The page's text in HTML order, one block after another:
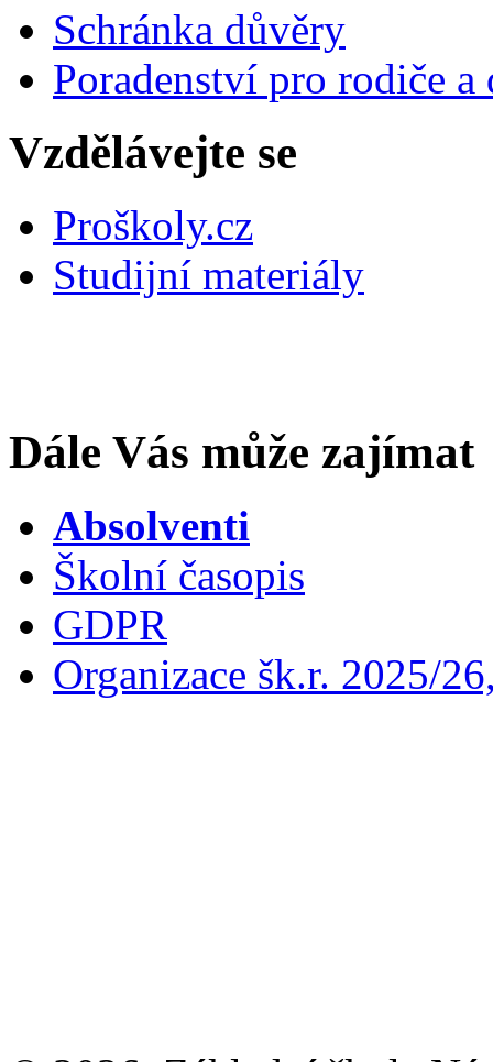
Schránka důvěry
Poradenství pro rodiče
Vzdělávejte se
Proškoly.cz
Studijní materiály
Dále Vás může zajímat
Absolventi
Školní časopis
GDPR
Organizace šk.r. 2025/